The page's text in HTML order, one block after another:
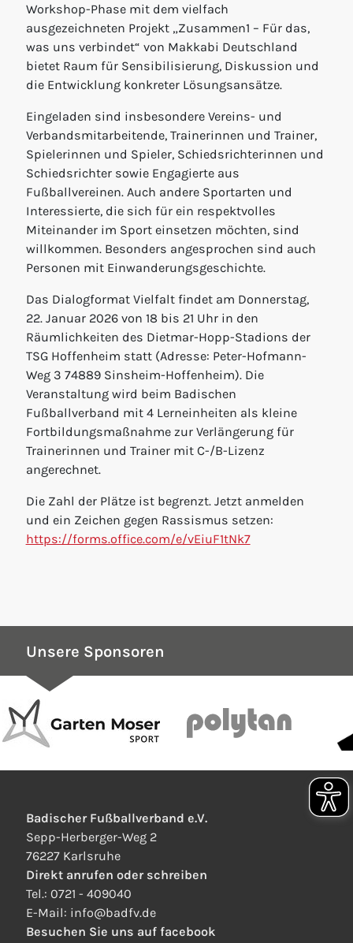
Workshop-Phase mit dem vielfach
ausgezeichneten Projekt „Zusammen1 – Für das,
was uns verbindet“ von Makkabi Deutschland
bietet Raum für Sensibilisierung, Diskussion und
die Entwicklung konkreter Lösungsansätze.
Eingeladen sind insbesondere Vereins- und
Verbandsmitarbeitende, Trainerinnen und Trainer,
Spielerinnen und Spieler, Schiedsrichterinnen und
Schiedsrichter sowie Engagierte aus
Fußballvereinen. Auch andere Sportarten und
Interessierte, die sich für ein respektvolles
Miteinander im Sport einsetzen möchten, sind
willkommen. Besonders angesprochen sind auch
Personen mit Einwanderungsgeschichte.
Das Dialogformat Vielfalt findet am Donnerstag,
22. Januar 2026 von 18 bis 21 Uhr in den
Räumlichkeiten des Dietmar-Hopp-Stadions der
TSG Hoffenheim statt (Adresse: Peter-Hofmann-
Weg 3 74889 Sinsheim-Hoffenheim). Die
Veranstaltung wird beim Badischen
Fußballverband mit 4 Lerneinheiten als kleine
Fortbildungsmaßnahme zur Verlängerung für
Trainerinnen und Trainer mit C-/B-Lizenz
angerechnet.
Die Zahl der Plätze ist begrenzt. Jetzt anmelden
und ein Zeichen gegen Rassismus setzen:
https://forms.office.com/e/vEiuF1tNk7
Unsere Sponsoren
Badischer Fußballverband e.V.
Sepp-Herberger-Weg 2
76227 Karlsruhe
Direkt anrufen oder schreiben
Tel.: 0721 - 409040
E-Mail: info@badfv.de
Besuchen Sie uns auf facebook